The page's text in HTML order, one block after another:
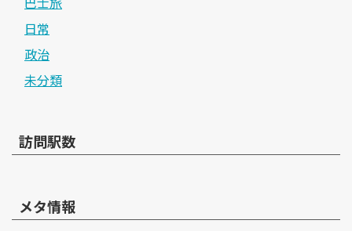
日常
政治
未分類
訪問駅数
メタ情報